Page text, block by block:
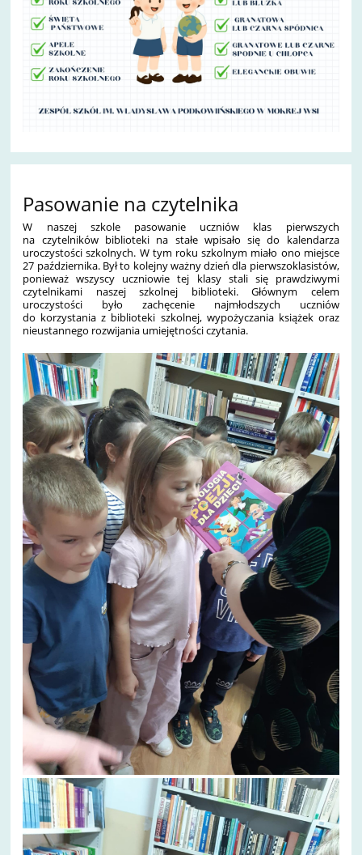
Pasowanie na czytelnika
W naszej szkole pasowanie uczniów klas pierwszych
na czytelników biblioteki na stałe wpisało się do kalendarza
uroczystości szkolnych. W tym roku szkolnym miało ono miejsce
27 października. Był to kolejny ważny dzień dla pierwszoklasistów,
ponieważ wszyscy uczniowie tej klasy stali się prawdziwymi
czytelnikami naszej szkolnej biblioteki. Głównym celem
uroczystości było zachęcenie najmłodszych uczniów
do korzystania z biblioteki szkolnej, wypożyczania książek oraz
nieustannego rozwijania umiejętności czytania.